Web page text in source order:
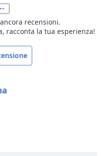
recensioni.
racconta la tua esperienza!